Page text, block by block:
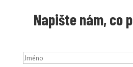
Napište nám, co